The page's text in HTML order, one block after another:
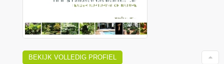
BEKIJK VOLLEDIG PROFIEL